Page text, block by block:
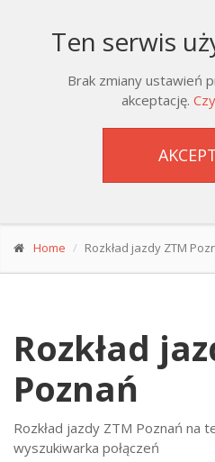
Ten serwis
Brak zmiany ustawień
akceptację.
Home Rozkład jazdy ZTM
Rozkład
Poznań
Rozkład jazdy ZTM Poznań na
wyszukiwarka połączeń